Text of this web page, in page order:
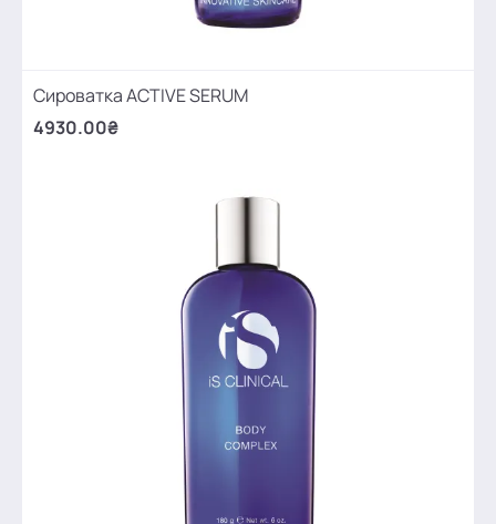
Сироватка ACTIVE SERUM
4930.00₴